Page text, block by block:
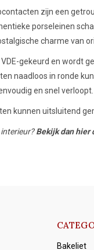
zijn een
porseleinen
charme van
VDE-gekeurd en wordt
naadloos in ronde
en snel verloopt.
kunnen uitsluitend
Bekijk dan hier
Bakeliet